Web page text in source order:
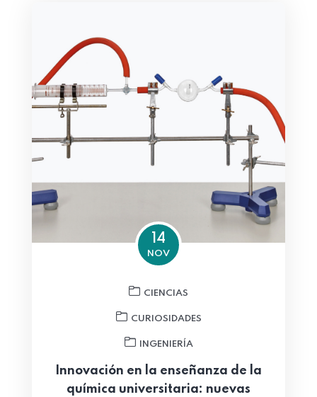
14
NOV
CIENCIAS
CURIOSIDADES
INGENIERÍA
Innovación en la enseñanza de la
química universitaria: nuevas